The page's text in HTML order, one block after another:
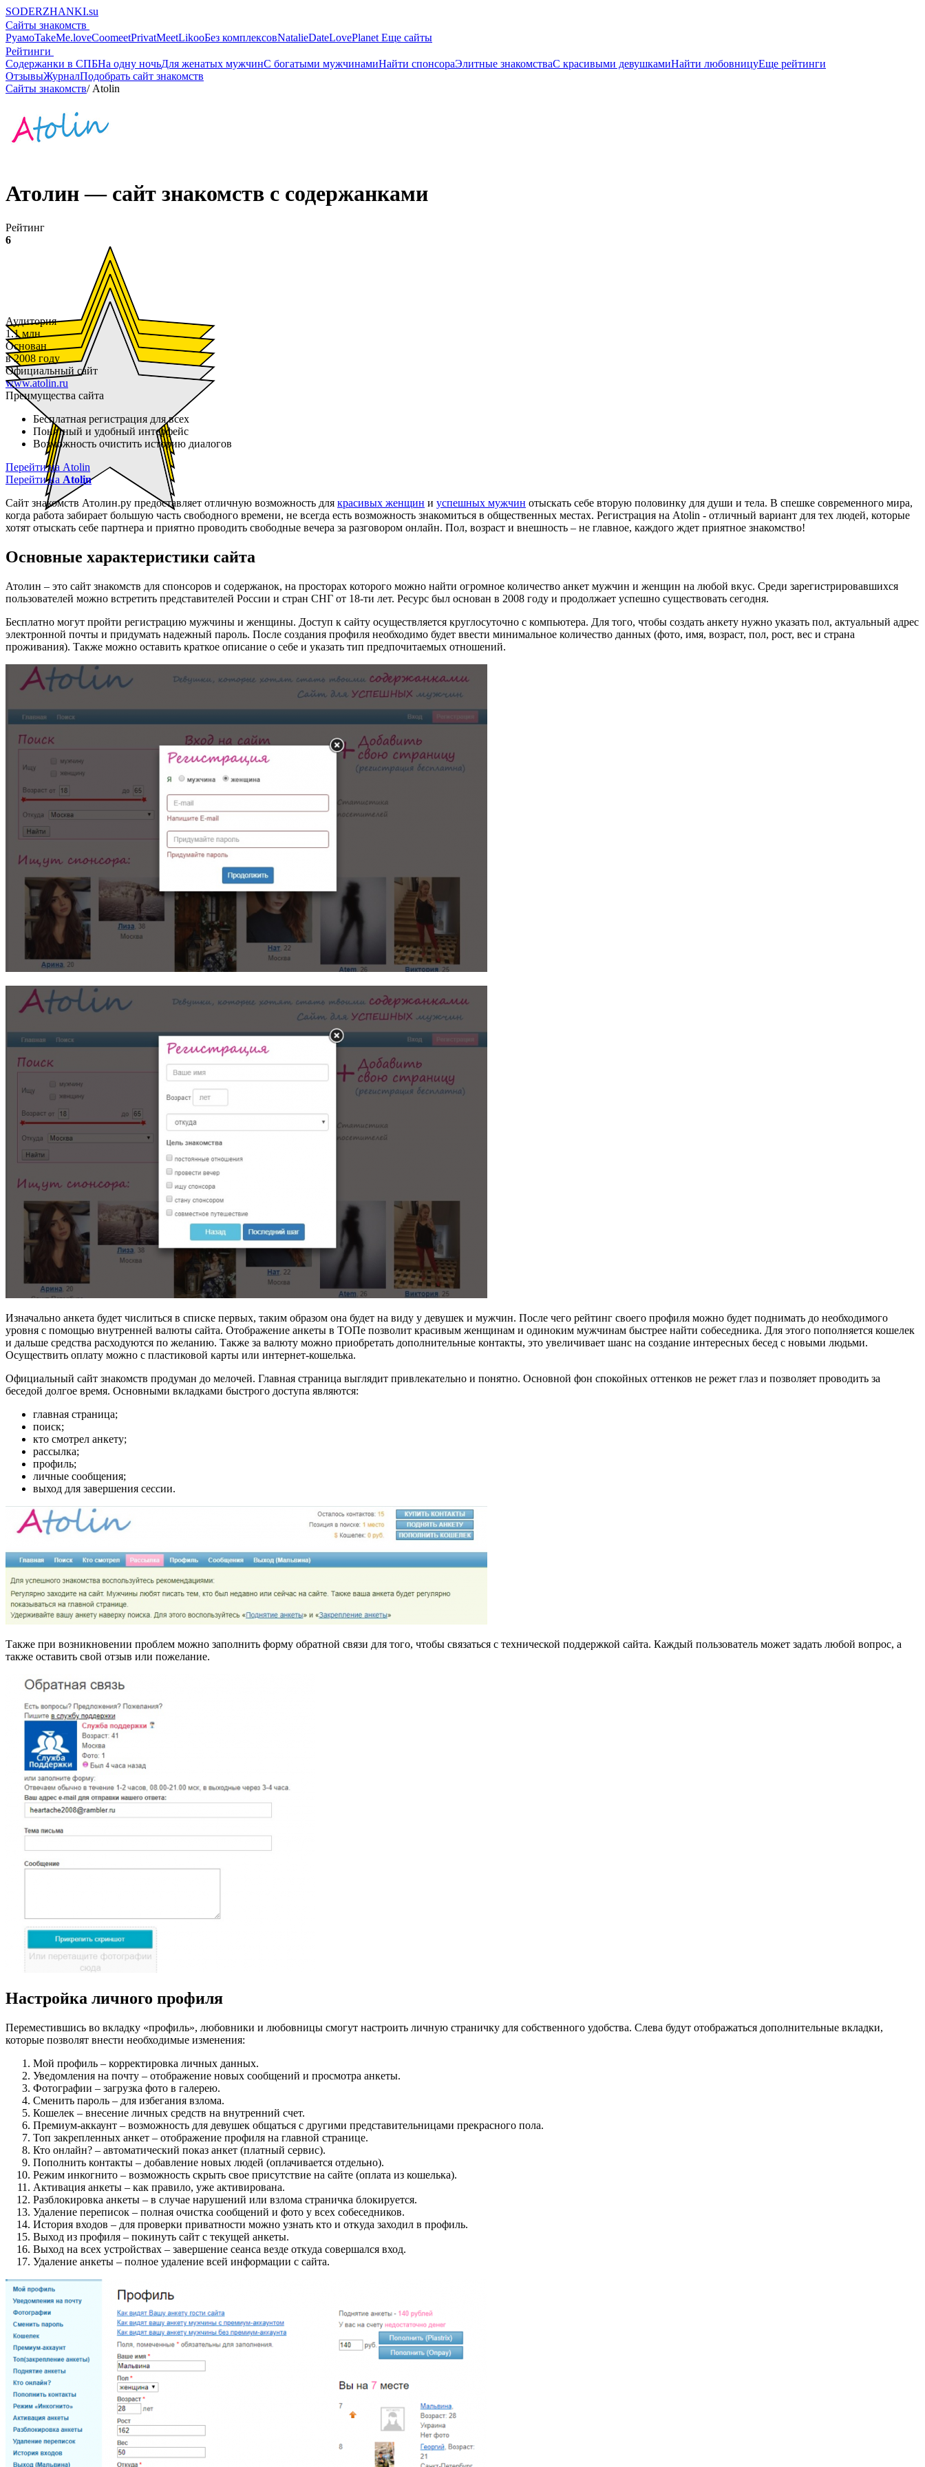
SODERZHANKI.su
Сайты знакомств
РуамоTakeMe.loveCoomeetPrivatMeetLikooБез комплексовNatalieDateLovePlanet Еще сайты
Рейтинги
Содержанки в СПБНа одну ночьДля женатых мужчинС богатыми мужчинамиНайти спонсораЭлитные знакомстваС красивыми девушкамиНайти любовницуЕще рейтинги
ОтзывыЖурналПодобрать сайт знакомств
Сайты знакомств/ Atolin
Атолин — сайт знакомств с содержанками
Рейтинг
6
Аудитория
1.1 млн
Основан
в 2008 году
Официальный сайт
www.atolin.ru
Преимущества сайта
Бесплатная регистрация для всех
Понятный и удобный интерфейс
Возможность очистить историю диалогов
Перейти на Atolin
Перейти на Atolin
Сайт знакомств Атолин.ру предоставляет отличную возможность для красивых женщин и успешных мужчин отыскать себе вторую половинку для души и тела. В спешке современного мира,
когда работа забирает большую часть свободного времени, не всегда есть возможность знакомиться в общественных местах. Регистрация на Atolin - отличный вариант для тех людей, которые
хотят отыскать себе партнера и приятно проводить свободные вечера за разговором онлайн. Пол, возраст и внешность – не главное, каждого ждет приятное знакомство!
Основные характеристики сайта
Атолин – это сайт знакомств для спонсоров и содержанок, на просторах которого можно найти огромное количество анкет мужчин и женщин на любой вкус. Среди зарегистрировавшихся
пользователей можно встретить представителей России и стран СНГ от 18-ти лет. Ресурс был основан в 2008 году и продолжает успешно существовать сегодня.
Бесплатно могут пройти регистрацию мужчины и женщины. Доступ к сайту осуществляется круглосуточно с компьютера. Для того, чтобы создать анкету нужно указать пол, актуальный адрес
электронной почты и придумать надежный пароль. После создания профиля необходимо будет ввести минимальное количество данных (фото, имя, возраст, пол, рост, вес и страна
проживания). Также можно оставить краткое описание о себе и указать тип предпочитаемых отношений.
Изначально анкета будет числиться в списке первых, таким образом она будет на виду у девушек и мужчин. После чего рейтинг своего профиля можно будет поднимать до необходимого
уровня с помощью внутренней валюты сайта. Отображение анкеты в ТОПе позволит красивым женщинам и одиноким мужчинам быстрее найти собеседника. Для этого пополняется кошелек
и дальше средства расходуются по желанию. Также за валюту можно приобретать дополнительные контакты, это увеличивает шанс на создание интересных бесед с новыми людьми.
Осуществить оплату можно с пластиковой карты или интернет-кошелька.
Официальный сайт знакомств продуман до мелочей. Главная страница выглядит привлекательно и понятно. Основной фон спокойных оттенков не режет глаз и позволяет проводить за
беседой долгое время. Основными вкладками быстрого доступа являются:
главная страница;
поиск;
кто смотрел анкету;
рассылка;
профиль;
личные сообщения;
выход для завершения сессии.
Также при возникновении проблем можно заполнить форму обратной связи для того, чтобы связаться с технической поддержкой сайта. Каждый пользователь может задать любой вопрос, а
также оставить свой отзыв или пожелание.
Настройка личного профиля
Переместившись во вкладку «профиль», любовники и любовницы смогут настроить личную страничку для собственного удобства. Слева будут отображаться дополнительные вкладки,
которые позволят внести необходимые изменения:
Мой профиль – корректировка личных данных.
Уведомления на почту – отображение новых сообщений и просмотра анкеты.
Фотографии – загрузка фото в галерею.
Сменить пароль – для избегания взлома.
Кошелек – внесение личных средств на внутренний счет.
Премиум-аккаунт – возможность для девушек общаться с другими представительницами прекрасного пола.
Топ закрепленных анкет – отображение профиля на главной странице.
Кто онлайн? – автоматический показ анкет (платный сервис).
Пополнить контакты – добавление новых людей (оплачивается отдельно).
Режим инкогнито – возможность скрыть свое присутствие на сайте (оплата из кошелька).
Активация анкеты – как правило, уже активирована.
Разблокировка анкеты – в случае нарушений или взлома страничка блокируется.
Удаление переписок – полная очистка сообщений и фото у всех собеседников.
История входов – для проверки приватности можно узнать кто и откуда заходил в профиль.
Выход из профиля – покинуть сайт с текущей анкеты.
Выход на всех устройствах – завершение сеанса везде откуда совершался вход.
Удаление анкеты – полное удаление всей информации с сайта.